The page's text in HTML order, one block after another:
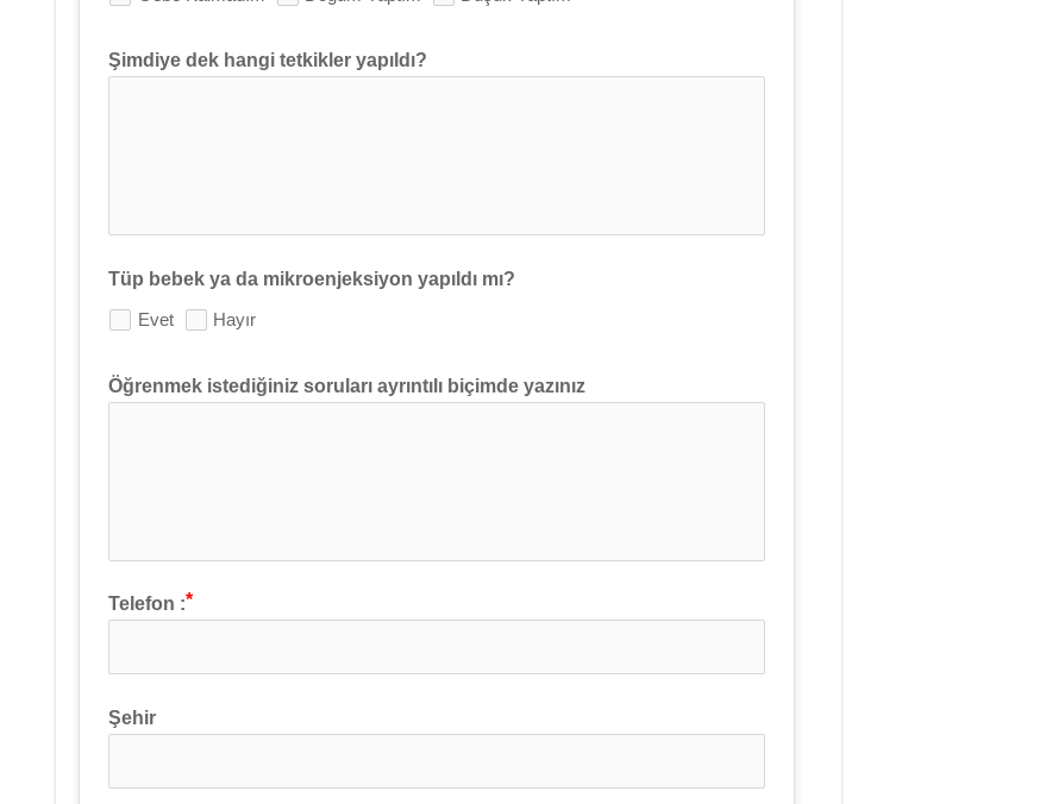
Şimdiye dek hangi tetkikler yapıldı?
Tüp bebek ya da mikroenjeksiyon yapıldı mı?
Evet Hayır
Öğrenmek istediğiniz soruları ayrıntılı biçimde yazınız
Telefon :
Şehir